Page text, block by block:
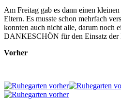
Am Freitag gab es dann einen
Eltern. Es musste schon mehrfach
konnten auch nicht alle, darum noch
DANKESCHÖN für den Einsatz der
Vorher